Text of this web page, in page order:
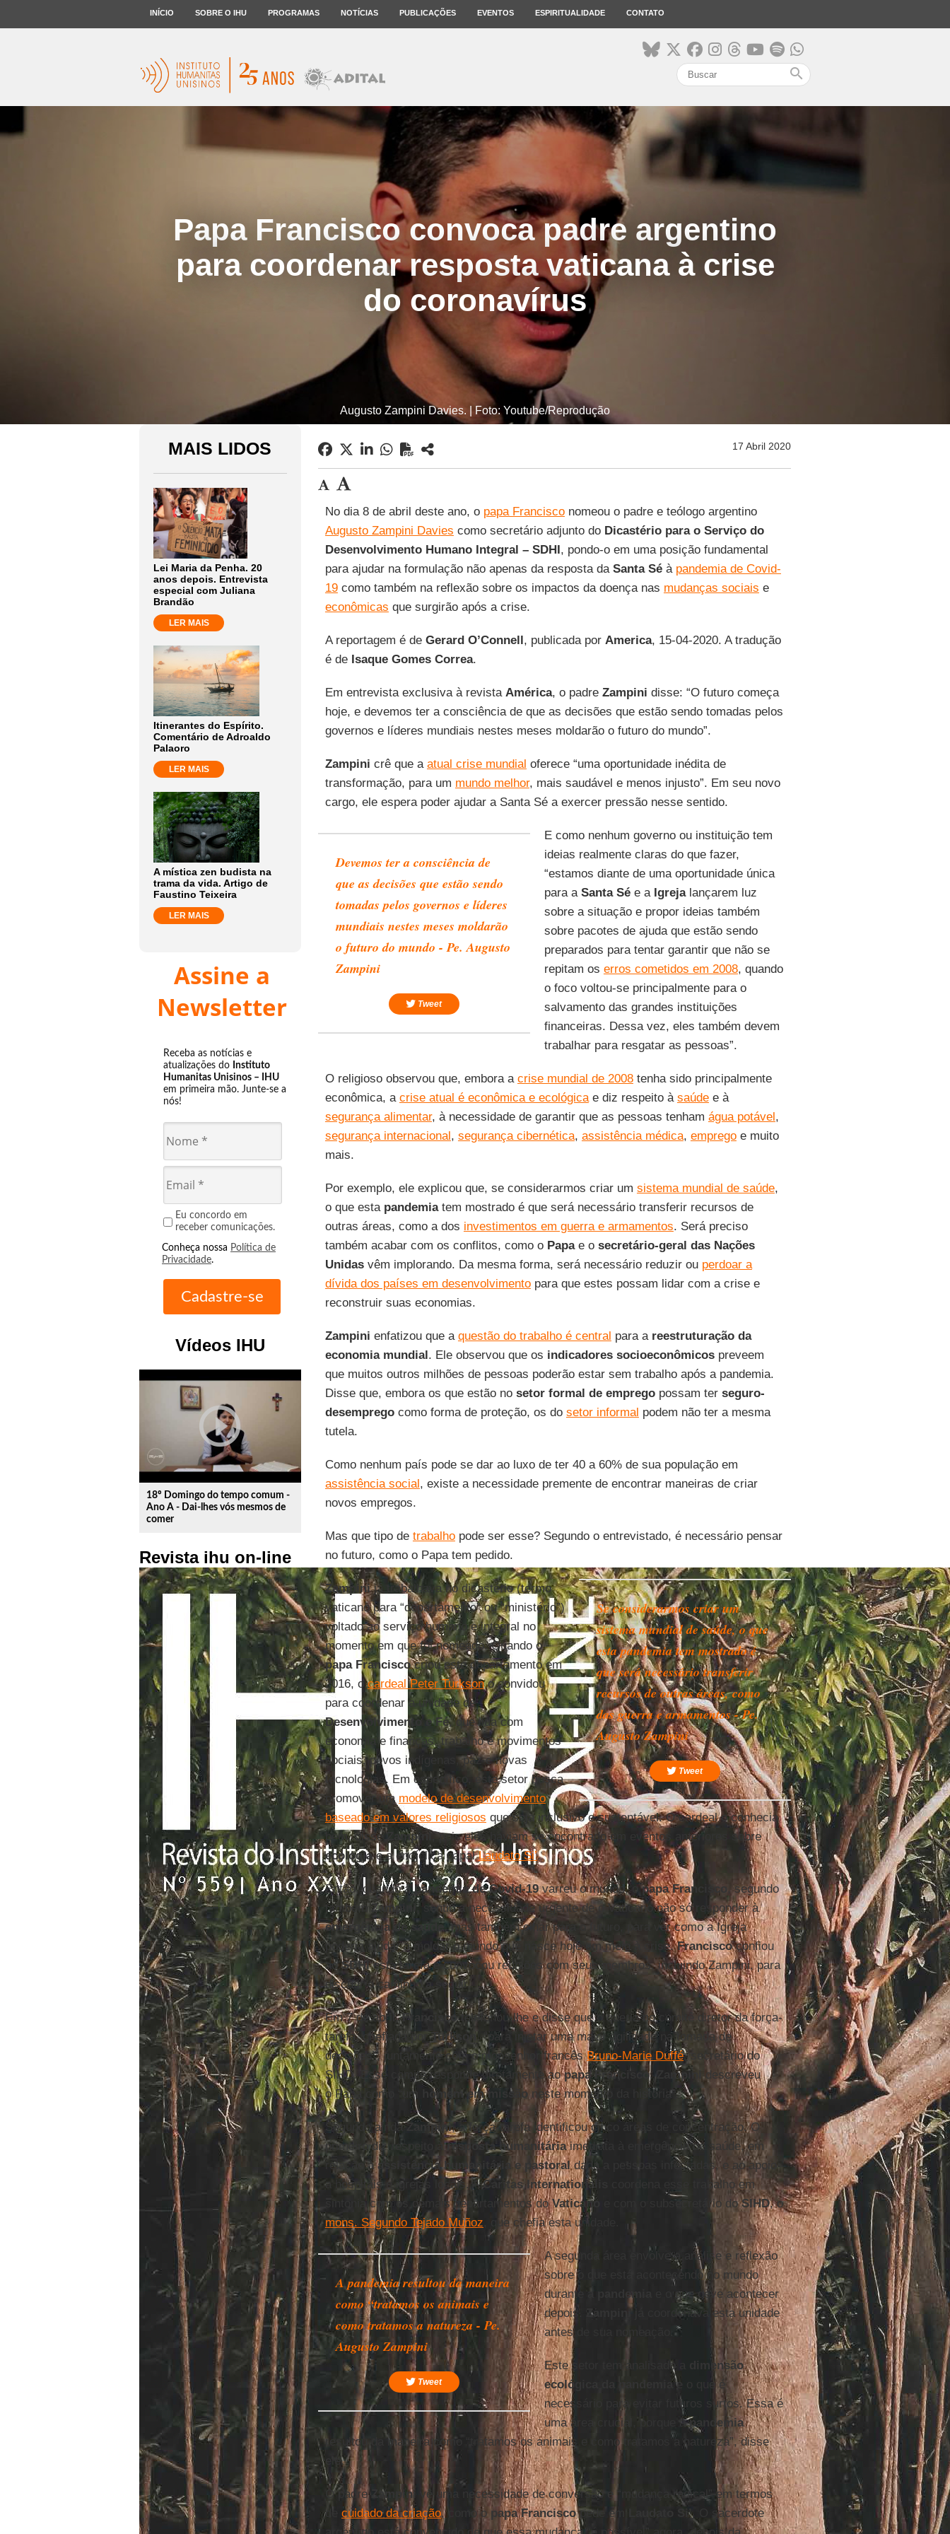
INÍCIO SOBRE O IHU PROGRAMAS NOTÍCIAS PUBLICAÇÕES EVENTOS ESPIRITUALIDADE CONTATO
search
Papa Francisco convoca padre argentino
para coordenar resposta vaticana à crise
do coronavírus
Augusto Zampini Davies. | Foto: Youtube/Reprodução
MAIS LIDOS
Lei Maria da Penha. 20
anos depois. Entrevista
especial com Juliana
Brandão
LER MAIS
Itinerantes do Espírito.
Comentário de Adroaldo
Palaoro
LER MAIS
A mística zen budista na
trama da vida. Artigo de
Faustino Teixeira
LER MAIS
Assine a
Newsletter
Receba as notícias e
atualizações do Instituto
Humanitas Unisinos – IHU
em primeira mão. Junte-se a
nós!
Eu concordo em
receber comunicações.
Conheça nossa Política de
Privacidade.
Vídeos IHU
play_circle_outline
18º Domingo do tempo comum -
Ano A - Dai-lhes vós mesmos de
comer
Revista ihu on-line
17 Abril 2020
No dia 8 de abril deste ano, o papa Francisconomeou o padre e teólogo argentino
Augusto Zampini Davies como secretário adjunto do Dicastério para o Serviço do
Desenvolvimento Humano Integral – SDHI, pondo-o em uma posição fundamental
para ajudar na formulação não apenas da resposta da Santa Séà pandemia de Covid-
19como também na reflexão sobre os impactos da doença nas mudanças sociais e
econômicas que surgirão após a crise.
A reportagem é de Gerard O’Connell, publicada por America, 15-04-2020. A tradução
é de Isaque Gomes Correa.
Em entrevista exclusiva à revista América, o padreZampini disse: “O futuro começa
hoje, e devemos ter a consciência de que as decisões que estão sendo tomadas pelos
governos e líderes mundiais nestes meses moldarão o futuro do mundo”.
Zampini crê que a atual crise mundial oferece “uma oportunidade inédita de
transformação, para um mundo melhor, mais saudável e menos injusto”. Em seu novo
cargo, ele espera poder ajudar a Santa Sé a exercer pressão nesse sentido.
Devemos ter a consciência de
que as decisões que estão sendo
tomadas pelos governos e líderes
mundiais nestes meses moldarão
o futuro do mundo - Pe. Augusto
Zampini
Tweet
E como nenhum governo ou instituição tem
ideias realmente claras do que fazer,
“estamos diante de uma oportunidade única
para a Santa Sée a Igrejalançarem luz
sobre a situação e propor ideias também
sobre pacotes de ajuda que estão sendo
preparados para tentar garantir que não se
repitam os erros cometidos em 2008, quando
o foco voltou-se principalmente para o
salvamento das grandes instituições
financeiras. Dessa vez, eles também devem
trabalhar para resgatar as pessoas”.
O religioso observou que, embora a crise mundial de 2008tenha sido principalmente
econômica, a crise atual é econômica e ecológicae diz respeito à saúdee à
segurança alimentar, à necessidade de garantir que as pessoas tenham água potável,
segurança internacional, segurança cibernética, assistência médica, empregoe muito
mais.
Por exemplo, ele explicou que, se considerarmos criar um sistema mundial de saúde,
o que esta pandemiatem mostrado é que será necessário transferir recursos de
outras áreas, como a dos investimentos em guerra e armamentos. Será preciso
também acabar com os conflitos, como o Papae o secretário-geral das Nações
Unidasvêm implorando. Da mesma forma, será necessário reduzir ou perdoar a
dívida dos países em desenvolvimentopara que estes possam lidar com a crise e
reconstruir suas economias.
Zampini enfatizou que a questão do trabalho é central para a reestruturação da
economia mundial. Ele observou que os indicadores socioeconômicospreveem
que muitos outros milhões de pessoas poderão estar sem trabalho após a pandemia.
Disse que, embora os que estão no setor formal de empregopossam ter seguro-
desempregocomo forma de proteção, os do setor informal podem não ter a mesma
tutela.
Como nenhum país pode se dar ao luxo de ter 40 a 60% de sua população em
assistência social, existe a necessidade premente de encontrar maneiras de criar
novos empregos.
Mas que tipo de trabalhopode ser esse? Segundo o entrevistado, é necessário pensar
no futuro, como o Papa tem pedido.
Se considerarmos criar um
sistema mundial de saúde, o que
esta pandemia tem mostrado é
que será necessário transferir
recursos de outras áreas, como
das guerra e armamentos - Pe.
Augusto Zampini
Tweet
Zampinijá trabalhava no dicastério (termo
vaticano para “departamento” ou “ministério”)
voltado ao serviço humano e integral no
momento em que foi nomeado. Quando o
papa Franciscocriou este departamento em
2016, ocardeal Peter Turksono convidou
para coordenar a unidade de
Desenvolvimento e Fé, que lida com
economia e finanças, trabalho e movimentos
sociais, povos indígenas, paz e novas
tecnologias. Em específico, este setor busca
promover um modelo de desenvolvimento
baseado em valores religiosos que seja inclusivo e sustentável. O cardeal o conhecia
bem, disseZampini , pois eles haviam se encontrado em eventos anteriores sobre
ecologiae a encíclica papalLaudato Si’.
Então, quando apandemia de Covid-19varreu o mundo, opapa Francisco , segundo
tambémZampini , sentiu a necessidade urgente de o Vaticano não só responder à
emergência de saúde, mas também olhar para o futuro, para ver como a Igreja
poderia ajudar a moldar o mundo que nasce hoje em meio à crise.Franciscoconfiou
ao SDHIesta tarefa e convocou reuniões com seus membros, incluindo Zampini, para
discutir o caminho a seguir.
Em 7 de abril,Franciscotelefonou-lhe e disse que o queria no comitê diretor da força-
tarefa, chefiada porTurkson , “para injetar uma maior agilidade na tomada de
decisões”, juntamente com o monsenhor francêsBruno-Marie Duffé, secretário do
SIHD. Esse comitê responde diretamente aopapa Francisco. Zampini descreveu
o Papa como “um
homem em missãoneste momento da história”.
Segundo aindaZampini, a força-tarefa identificou cinco áreas de concentração. O
primeiro diz respeito àresposta humanitáriaimediata à emergência de saúde, em
relação àassistência humanitária e pastoraldada a pessoas infectadas, e ao apoio
a hospitais e igrejas locais. ACaritas Internationalis
coordena esse trabalho em
sintonia com os demais departamentos doVaticano e com o subsecretário doSIHD, o
mons. Segundo Tejado Muñoz , que chefia esta unidade.
A pandemia resultou da maneira
como “tratamos os animais e
como tratamos a natureza - Pe.
Augusto Zampini
Tweet
A segunda área envolve a análise e reflexão
sobre o que está acontecendo no mundo
durante a
pandemia
e o que deve acontecer
depois.
Zampinijá coordenava esta unidade
antes de sua nomeação.
Este setor tem analisado a
dimensão
ecológica da pandemiae o que é
necessário para evitar futuros surtos. Essa é
uma área crucial, porque apandemia
resultou da maneira como “tratamos os animais e como tratamos a natureza”, disse
ele.
O padreZampini
vê uma necessidade de conversão e “mudança radical” em termos
de cuidado da criação, como opapa Franciscopede em Laudato Si’. O sacerdote